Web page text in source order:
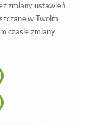
zmiany ustawień
w Twoim
czasie zmiany